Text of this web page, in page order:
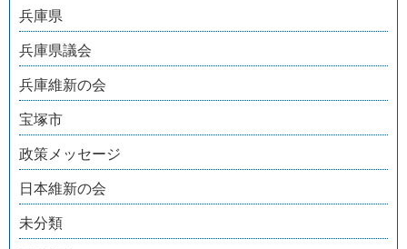
兵庫県
兵庫県議会
兵庫維新の会
宝塚市
政策メッセージ
日本維新の会
未分類